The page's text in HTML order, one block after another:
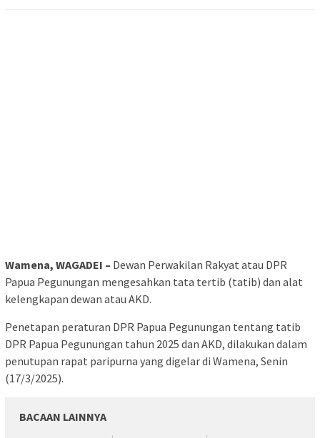
Wamena, WAGADEI – Dewan Perwakilan Rakyat atau DPR
Papua Pegunungan mengesahkan tata tertib (tatib) dan alat
kelengkapan dewan atau AKD.
Penetapan peraturan DPR Papua Pegunungan tentang tatib
DPR Papua Pegunungan tahun 2025 dan AKD, dilakukan dalam
penutupan rapat paripurna yang digelar di Wamena, Senin
(17/3/2025).
BACAAN LAINNYA